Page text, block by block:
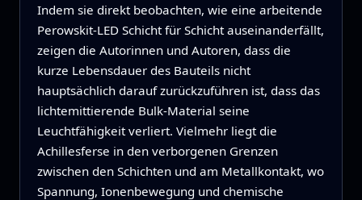
Indem sie direkt beobachten, wie eine arbeitende
Perowskit‑LED Schicht für Schicht auseinanderfällt,
zeigen die Autorinnen und Autoren, dass die
kurze Lebensdauer des Bauteils nicht
hauptsächlich darauf zurückzuführen ist, dass das
lichtemittierende Bulk‑Material seine
Leuchtfähigkeit verliert. Vielmehr liegt die
Achillesferse in den verborgenen Grenzen
zwischen den Schichten und am Metallkontakt, wo
Spannung, Ionenbewegung und chemische